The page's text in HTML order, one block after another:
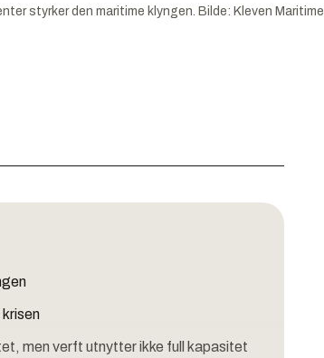
styrker den maritime klyngen. Bilde: Kleven Maritime
men verft utnytter ikke full kapasitet